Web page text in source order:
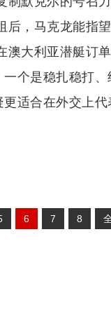
，马克龙能指
大利亚潜艇订
个是稳扎稳打
适合在外交上
6 7 8